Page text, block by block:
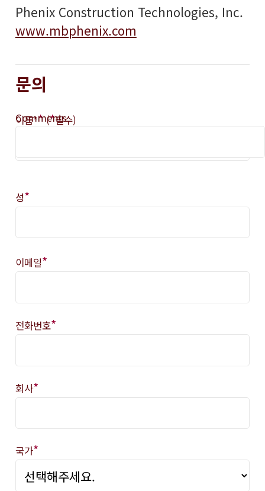
Phenix Construction Technologies, Inc.
www.mbphenix.com
문의
Comments
이름**(*필수)
성*
이메일*
전화번호*
회사*
국가*